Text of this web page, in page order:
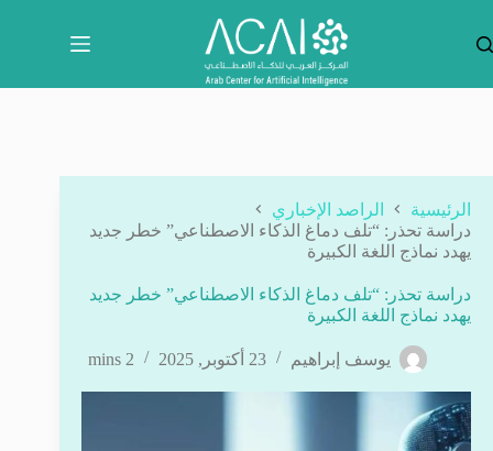
المحتوى
الرئيسية
الراصد الإخباري
دراسة تحذر: “تلف دماغ الذكاء الاصطناعي” خطر جديد
يهدد نماذج اللغة الكبيرة
دراسة تحذر: “تلف دماغ الذكاء الاصطناعي” خطر جديد
يهدد نماذج اللغة الكبيرة
يوسف إبراهيم 23 أكتوبر, 2025 2 mins